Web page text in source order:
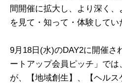
間開催に拡大し、より深く
を見て・知って・体験してい
9月18日(水)のDAY2に開催さ
ートアップ会員ピッチ」で
が、【地域創生】、【ヘル